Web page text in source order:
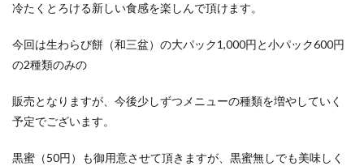
冷たくとろける新しい食感を楽しんで頂けます。
今回は生わらび餅（和三盆）の大パック1,000円と小パック600円
の2種類のみの
販売となりますが、今後少しずつメニューの種類を増やしていく
予定でございます。
黒蜜（50円）も御用意させて頂きますが、黒蜜無しでも美味しく